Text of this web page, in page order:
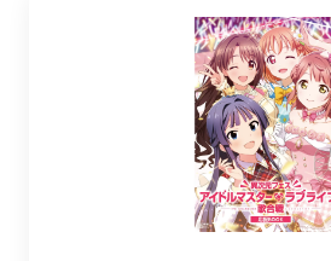
Company
Privacy policy
Webデザイン
グラフィックデザイン
コーポレー
サービスサイト制作
データ基盤
ブランディング